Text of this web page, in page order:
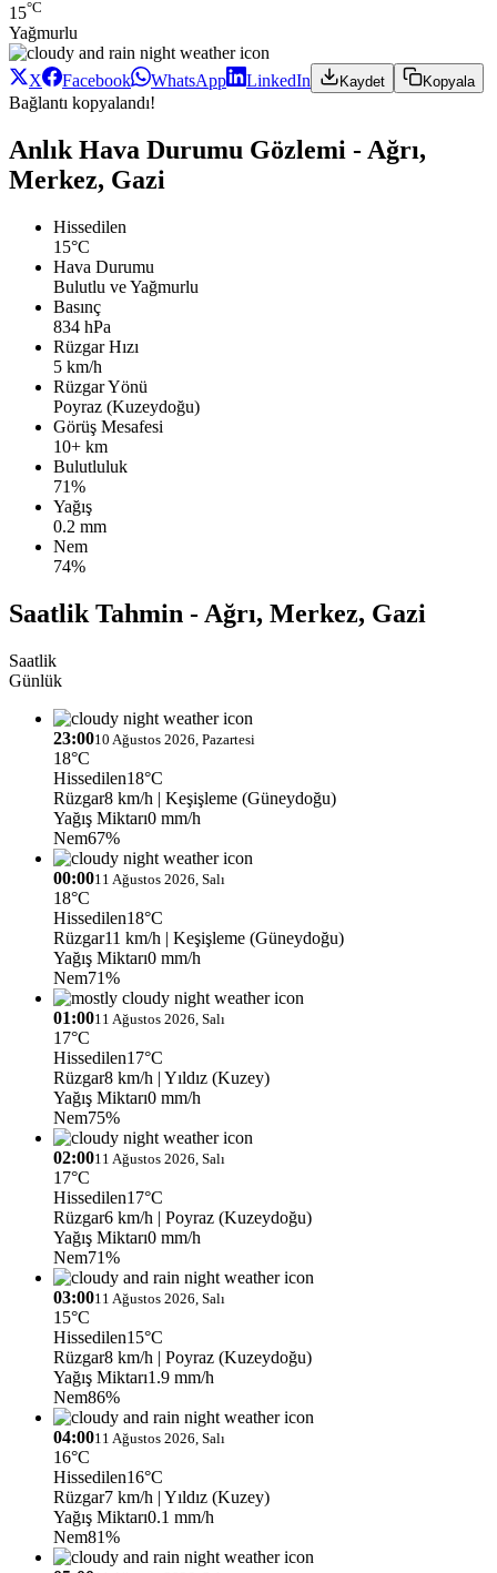
15°C
Yağmurlu
X Facebook WhatsApp LinkedIn Kaydet Kopyala
Bağlantı kopyalandı!
Anlık Hava Durumu Gözlemi - Ağrı,
Merkez, Gazi
Hissedilen
15°C
Hava Durumu
Bulutlu ve Yağmurlu
Basınç
834 hPa
Rüzgar Hızı
5 km/h
Rüzgar Yönü
Poyraz (Kuzeydoğu)
Görüş Mesafesi
10+ km
Bulutluluk
71%
Yağış
0.2 mm
Nem
74%
Saatlik Tahmin - Ağrı, Merkez, Gazi
Saatlik
Günlük
23:0010 Ağustos 2026, Pazartesi
18°C
Hissedilen18°C
Rüzgar8 km/h | Keşişleme (Güneydoğu)
Yağış Miktarı0 mm/h
Nem67%
00:0011 Ağustos 2026, Salı
18°C
Hissedilen18°C
Rüzgar11 km/h | Keşişleme (Güneydoğu)
Yağış Miktarı0 mm/h
Nem71%
01:0011 Ağustos 2026, Salı
17°C
Hissedilen17°C
Rüzgar8 km/h | Yıldız (Kuzey)
Yağış Miktarı0 mm/h
Nem75%
02:0011 Ağustos 2026, Salı
17°C
Hissedilen17°C
Rüzgar6 km/h | Poyraz (Kuzeydoğu)
Yağış Miktarı0 mm/h
Nem71%
03:0011 Ağustos 2026, Salı
15°C
Hissedilen15°C
Rüzgar8 km/h | Poyraz (Kuzeydoğu)
Yağış Miktarı1.9 mm/h
Nem86%
04:0011 Ağustos 2026, Salı
16°C
Hissedilen16°C
Rüzgar7 km/h | Yıldız (Kuzey)
Yağış Miktarı0.1 mm/h
Nem81%